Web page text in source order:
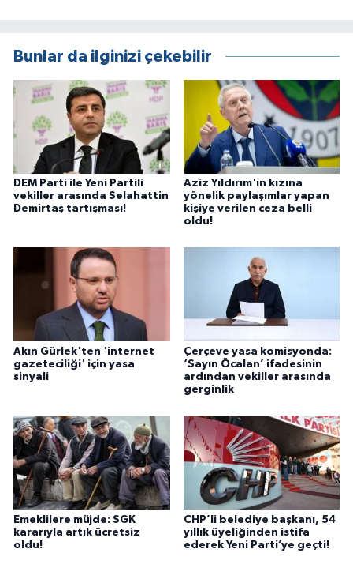
Bunlar da ilginizi çekebilir
DEM Parti ile Yeni Partili
vekiller arasında Selahattin
Demirtaş tartışması!
Aziz Yıldırım'ın kızına
yönelik paylaşımlar yapan
kişiye verilen ceza belli
oldu!
Akın Gürlek'ten 'internet
gazeteciliği' için yasa
sinyali
Çerçeve yasa komisyonda:
‘Sayın Öcalan’ ifadesinin
ardından vekiller arasında
gerginlik
Emeklilere müjde: SGK
kararıyla artık ücretsiz
oldu!
CHP’li belediye başkanı, 54
yıllık üyeliğinden istifa
ederek Yeni Parti’ye geçti!